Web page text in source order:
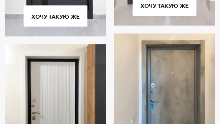
ХОЧУ ТАКУЮ ЖЕ
ХОЧУ ТАКУЮ ЖЕ